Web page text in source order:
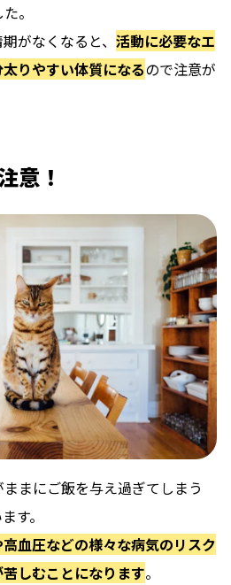
。
がなくなると、 活動に必要なエ
りやすい体質になるので注意が
意！
まにご飯を与え過ぎてしまう
す。
血圧などの様々な病気のリスク
しむことになります。